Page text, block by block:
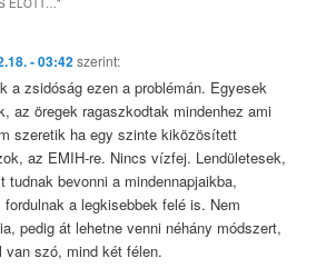
ELŐTT…”
- 03:42szerint:
a zsidóság ezen a problémán. Egyesek
az öregek ragaszkodtak mindenhez ami
szeretik ha egy szinte kiközösített
az EMIH-re. Nincs vízfej. Lendületesek,
bevonni a mindennapjaikba,
fordulnak a legkisebbek felé is. Nem
pedig át lehetne venni néhány módszert,
van szó, mind két félen.